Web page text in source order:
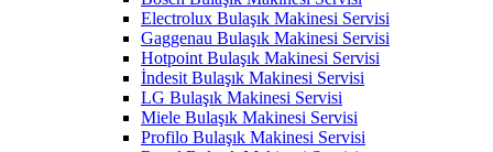
Electrolux Bulaşık Makinesi Servisi
Gaggenau Bulaşık Makinesi Servisi
Hotpoint Bulaşık Makinesi Servisi
İndesit Bulaşık Makinesi Servisi
LG Bulaşık Makinesi Servisi
Miele Bulaşık Makinesi Servisi
Profilo Bulaşık Makinesi Servisi